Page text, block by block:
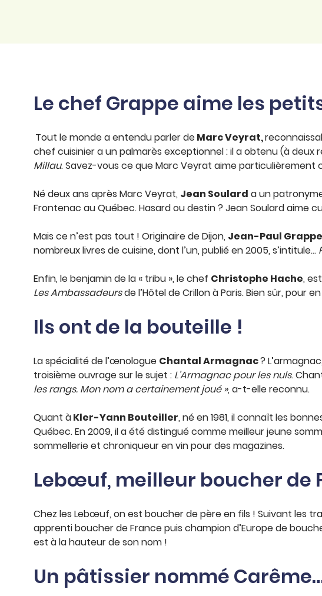
Le chef Grappe aime les
Tout le monde a entendu parler deMarc Veyrat,
chef cuisinier a un palmarès exceptionnel : il a obtenu (à deux
Millau. Savez-vous ce que Marc Veyrat aime particulièrement
Né deux ans après Marc Veyrat, Jean Soulard a un
Frontenac au Québec. Hasard ou destin ? Jean Soulard aime
Mais ce n’est pas tout ! Originaire de Dijon, Jean-Paul Grappe
nombreux livres de cuisine, dont l’un, publié en 2005, s’intitule…
Enfin, le benjamin de la « tribu », le chef Christophe Hache,
Les Ambassadeursde l’Hôtel de Crillon à Paris. Bien sûr, pour
Ils ont de la bouteille !
La spécialité de l’œnologue Chantal Armagnac?
troisième ouvrage sur le sujet : L’Armagnac pour les nuls.
les rangs. Mon nom a certainement joué », a-t-elle reconnu.
Quant àKler-Yann Bouteiller, né en 1981, il connaît les
Québec. En 2009, il a été distingué comme meilleur jeune
sommellerie et chroniqueur en vin pour des magazines.
Lebœuf, meilleur boucher de
Chez les Lebœuf, on est boucher de père en fils ! Suivant les
apprenti boucher de France puis champion d’Europe de
est à la hauteur de son nom !
Un pâtissier nommé